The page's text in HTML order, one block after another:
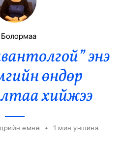
Булан
Болормаа
энэ
өндөр
хийжээ
өмнө • 1 мин уншина